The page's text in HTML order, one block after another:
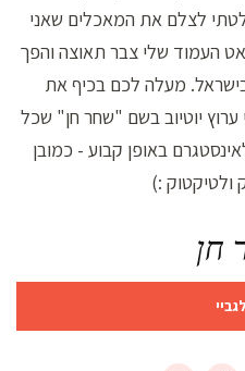
לצלם את המאכלים שאני
העמוד שלי צבר תאוצה והפך
מעלה לכם בכיף את
יוטיוב בשם "שחר חן" שכל
באופן קבוע - כמובן
ולטיקטוק :)
חן